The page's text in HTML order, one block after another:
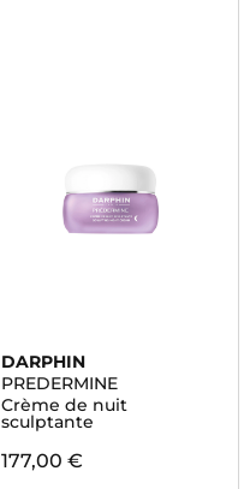
DARPHIN
PREDERMINE
Crème de nuit
sculptante
177,00 €